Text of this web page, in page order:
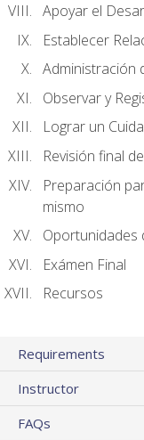
Apoyar el
Establecer
Administración
Observar y
Lograr un
Revisión final
Preparación
mismo
Oportunidades
Exámen Final
Recursos
Requirements
Instructor
FAQs